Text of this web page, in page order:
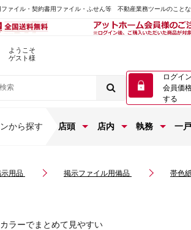
ファイル・契約書用ファイル・ふせん等 不動産業務ツールのこと
ようこそ
ゲスト様
ログイ
会員価
する
から探す 店頭 店内 執務 一
用品 掲示ファイル用備品 帯色
ラーでまとめて見やすい